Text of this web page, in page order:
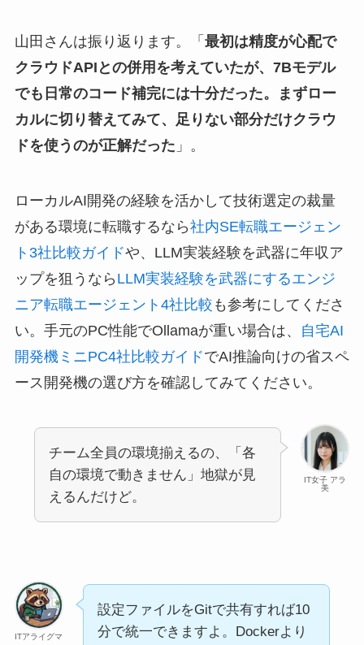
山田さんは振り返ります。「 最初は精度が心配で
クラウドAPIとの併用を考えていたが、7Bモデル
でも日常のコード補完には十分だった。まずロー
カルに切り替えてみて、足りない部分だけクラウ
ドを使うのが正解だった 」。
ローカルAI開発の経験を活かして技術選定の裁量
がある環境に転職するなら社内SE転職エージェン
ト3社比較ガイドや、LLM実装経験を武器に年収ア
ップを狙うなら LLM実装経験を武器にするエンジ
ニア転職エージェント4社比較 も参考にしてくださ
い。手元のPC性能でOllamaが重い場合は、
自宅AI
開発機ミニPC4社比較ガイドでAI推論向けの省スペ
ース開発機の選び方を確認してみてください。
IT女子 アラ
美
チーム全員の環境揃えるの、「各
自の環境で動きません」地獄が見
えるんだけど。
ITアライグマ
設定ファイルをGitで共有すれば10
分で統一できますよ。Dockerより